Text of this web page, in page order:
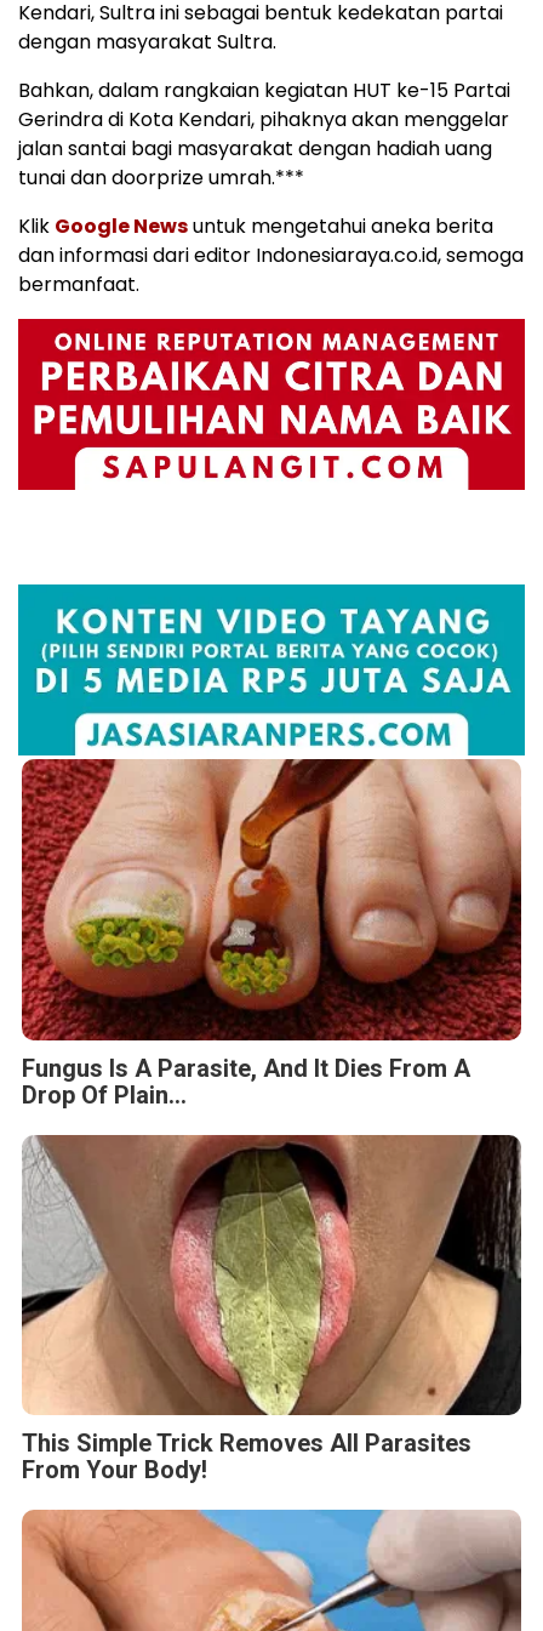
Kendari, Sultra ini sebagai bentuk kedekatan partai
dengan masyarakat Sultra.
Bahkan, dalam rangkaian kegiatan HUT ke-15 Partai
Gerindra di Kota Kendari, pihaknya akan menggelar
jalan santai bagi masyarakat dengan hadiah uang
tunai dan doorprize umrah.***
Klik Google Newsuntuk mengetahui aneka berita
dan informasi dari editor Indonesiaraya.co.id, semoga
bermanfaat.
Fungus Is A Parasite, And It Dies From A
Drop Of Plain...
This Simple Trick Removes All Parasites
From Your Body!